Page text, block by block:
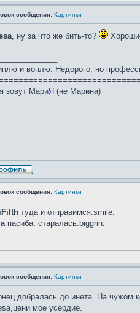
сообщения: Картинки
, ну за что же бить-то?
и воплю. Недорого, но
зовут МариЯ (не Марина)
сообщения: Картинки
туда и отправимся:smile:
пасиба, старалась:biggrin:
сообщения: Картинки
добралась до инета. На чужом
мое усердие.